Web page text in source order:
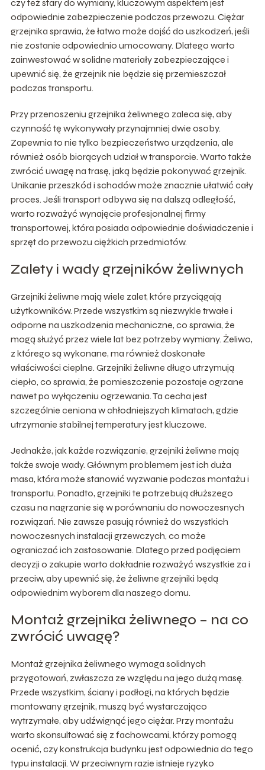
czy też stary do wymiany, kluczowym aspektem jest
odpowiednie zabezpieczenie podczas przewozu. Ciężar
grzejnika sprawia, że łatwo może dojść do uszkodzeń, jeśli
nie zostanie odpowiednio umocowany. Dlatego warto
zainwestować w solidne materiały zabezpieczające i
upewnić się, że grzejnik nie będzie się przemieszczał
podczas transportu.
Przy przenoszeniu grzejnika żeliwnego zaleca się, aby
czynność tę wykonywały przynajmniej dwie osoby.
Zapewnia to nie tylko bezpieczeństwo urządzenia, ale
również osób biorących udział w transporcie. Warto także
zwrócić uwagę na trasę, jaką będzie pokonywać grzejnik.
Unikanie przeszkód i schodów może znacznie ułatwić cały
proces. Jeśli transport odbywa się na dalszą odległość,
warto rozważyć wynajęcie profesjonalnej firmy
transportowej, która posiada odpowiednie doświadczenie i
sprzęt do przewozu ciężkich przedmiotów.
Zalety i wady grzejników żeliwnych
Grzejniki żeliwne mają wiele zalet, które przyciągają
użytkowników. Przede wszystkim są niezwykle trwałe i
odporne na uszkodzenia mechaniczne, co sprawia, że
mogą służyć przez wiele lat bez potrzeby wymiany. Żeliwo,
z którego są wykonane, ma również doskonałe
właściwości cieplne. Grzejniki żeliwne długo utrzymują
ciepło, co sprawia, że pomieszczenie pozostaje ogrzane
nawet po wyłączeniu ogrzewania. Ta cecha jest
szczególnie ceniona w chłodniejszych klimatach, gdzie
utrzymanie stabilnej temperatury jest kluczowe.
Jednakże, jak każde rozwiązanie, grzejniki żeliwne mają
także swoje wady. Głównym problemem jest ich duża
masa, która może stanowić wyzwanie podczas montażu i
transportu. Ponadto, grzejniki te potrzebują dłuższego
czasu na nagrzanie się w porównaniu do nowoczesnych
rozwiązań. Nie zawsze pasują również do wszystkich
nowoczesnych instalacji grzewczych, co może
ograniczać ich zastosowanie. Dlatego przed podjęciem
decyzji o zakupie warto dokładnie rozważyć wszystkie za i
przeciw, aby upewnić się, że żeliwne grzejniki będą
odpowiednim wyborem dla naszego domu.
Montaż grzejnika żeliwnego – na co
zwrócić uwagę?
Montaż grzejnika żeliwnego wymaga solidnych
przygotowań, zwłaszcza ze względu na jego dużą masę.
Przede wszystkim, ściany i podłogi, na których będzie
montowany grzejnik, muszą być wystarczająco
wytrzymałe, aby udźwignąć jego ciężar. Przy montażu
warto skonsultować się z fachowcami, którzy pomogą
ocenić, czy konstrukcja budynku jest odpowiednia do tego
typu instalacji. W przeciwnym razie istnieje ryzyko